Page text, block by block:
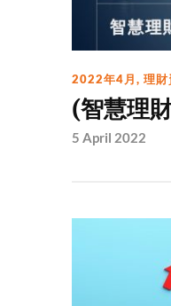
2022年4月, 理財
(智慧理
5 April 2022